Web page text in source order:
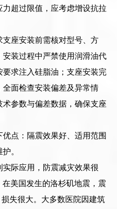
超过限值，应考虑增设抗拉
座安装前需核对型号、方
装过程中严禁使用润滑油代
求注入硅脂油；支座安装完
面检查安装偏差及异常情
参数与偏差数据，确保支座
点：隔震效果好、适用范围
。
际应用，防震减灾效果很
美国发生的洛杉矶地震，震
失很大。大多数医院因建筑